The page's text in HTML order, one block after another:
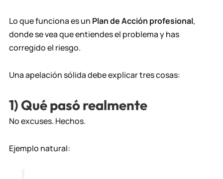
Lo que funciona es un Plan de Acción profesional,
donde se vea que entiendes el problema y has
corregido el riesgo.
Una apelación sólida debe explicar tres cosas:
1) Qué pasó realmente
No excuses. Hechos.
Ejemplo natural: